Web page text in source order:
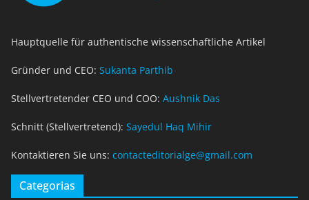
Hauptquelle für authentische wissenschaftliche Artikel
Gründer und CEO: Sukanta Parthib
Stellvertretender CEO und COO: Aushnik Das
Schnitt (Stellvertretend): Sayedul Haq Mihir
Kontaktieren Sie uns: contacteditorialge@gmail.com
Categorias